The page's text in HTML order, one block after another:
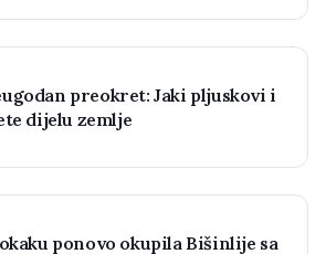
preokret: Jaki pljuskovi i
dijelu zemlje
ponovo okupila Bišinlije sa